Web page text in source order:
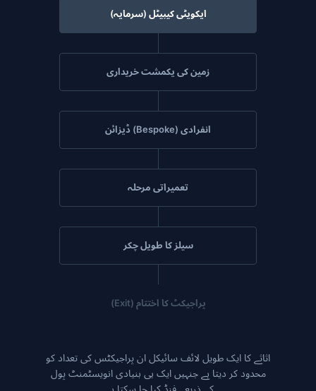
ایکویٹی کیپیٹل (سرمایہ)
زمین کی یکمشت خریداری
انفرادی (Bespoke) ڈیزائن
تعمیراتی مرحلہ
سیلز کا طویل چکر
پراجیکٹ کا اختتام (Exit)
اثاثے کا ایک طویل لائف سائیکل ان پراجیکٹس کی تعداد کو
محدود کر دیتا ہے جنہیں ایک ہی بنیادی انویسٹمنٹ پول